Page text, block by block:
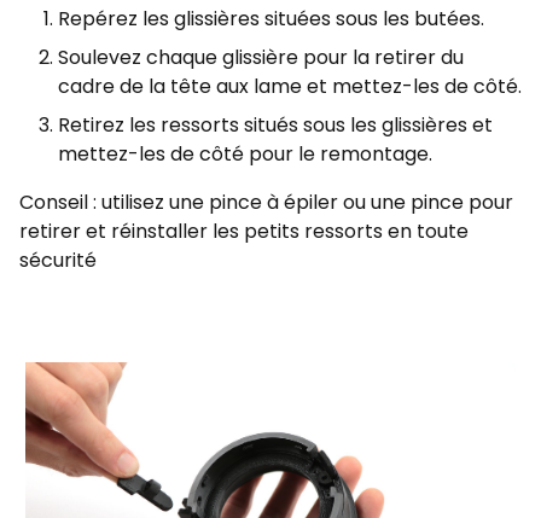
Repérez les glissières situées sous les butées.
Soulevez chaque glissière pour la retirer du
cadre de la tête aux lame et mettez-les de côté.
Retirez les ressorts situés sous les glissières et
mettez-les de côté pour le remontage.
Conseil : utilisez une pince à épiler ou une pince pour
retirer et réinstaller les petits ressorts en toute
sécurité